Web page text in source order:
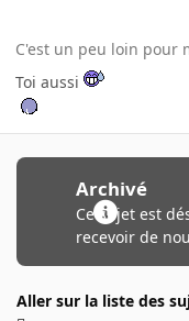
C'est un peu loin pour
Toi aussi
Archivé
Ce sujet est
recevoir de
Aller sur la liste des